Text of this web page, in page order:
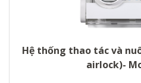
Hệ thống thao tác và
airlock)-